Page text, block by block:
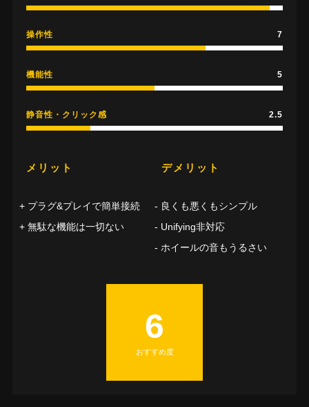
操作性 7
機能性 5
静音性・クリック感 2.5
メリット
プラグ&プレイで簡単接続
無駄な機能は一切ない
デメリット
良くも悪くもシンプル
Unifying非対応
ホイールの音もうるさい
6
おすすめ度